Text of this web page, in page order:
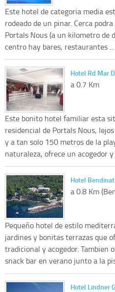
Este hotel de categoria media
rodeado de un pinar. Cerca
Portals Nous (a un kilometro de
centro hay bares, restaurantes ...
Hotel Rd Mar
a 0.7 Km
Este bonito hotel familiar esta
residencial de Portals Nous,
y a tan solo 150 metros de la
naturaleza, ofrece un acogedor
Hotel Bendinat
a 0.8 Km
Pequeño hotel de estilo
jardines y bonitas terrazas que
tradicional y acogedor. Tambien
snack bar en verano junto a la
Hotel Lindner